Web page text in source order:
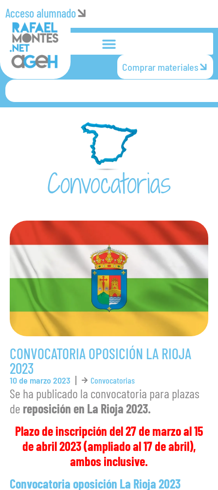
Acceso alumnado
Comprar materiales
Convocatorias
CONVOCATORIA OPOSICIÓN LA RIOJA
2023
10 de marzo 2023 Convocatorias
Se ha publicado la convocatoria para plazas
de reposición en La Rioja 2023.
Plazo de inscripción del 27 de marzo al 15
de abril 2023 (ampliado al 17 de abril),
ambos inclusive.
Convocatoria oposición La Rioja 2023